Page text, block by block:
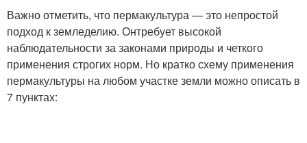
Важно отметить, что пермакультура — это непростой
подход к земледелию. Онтребует высокой
наблюдательности за законами природы и четкого
применения строгих норм. Но кратко схему применения
пермакультуры на любом участке земли можно описать в
7 пунктах: